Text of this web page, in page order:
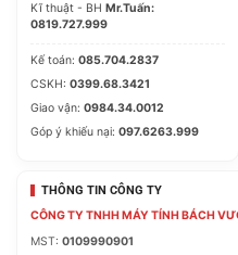
Kĩ thuật - BH Mr.Tuấn:
0819.727.999
Kế toán: 085.704.2837
CSKH: 0399.68.3421
Giao vận: 0984.34.0012
Góp ý khiếu nại: 097.6263.999
THÔNG TIN CÔNG TY
CÔNG TY TNHH MÁY TÍNH BÁCH
MST: 0109990901